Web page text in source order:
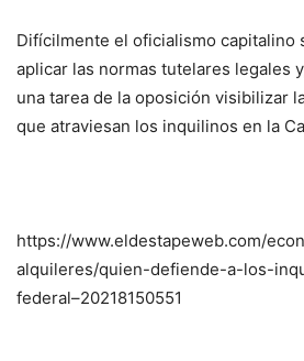
Difícilmente el oficialismo capitalino
aplicar las normas tutelares legales
una tarea de la oposición visibilizar
que atraviesan los inquilinos en la
https://www.eldestapeweb.com/
alquileres/quien-defiende-a-los-
federal–20218150551